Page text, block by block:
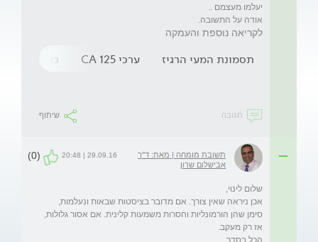
אודה על התשובה.
לקריאה נוספת והעמקה
תסמונת המעי הרגיז ערכי CA 125 כאבי בטן
תגובה שיתוף
תשובת מומחה | מאת: ד"ר
אבישלום שרון
29.09.16 | 20:48
(0)
אכן ניראה שאין צורך. אם מדובר בציסטות שבאות ונעלמות,
סימן שהן הורמונליות וחסרות משמעות קלינית. אם אסור גלולות,